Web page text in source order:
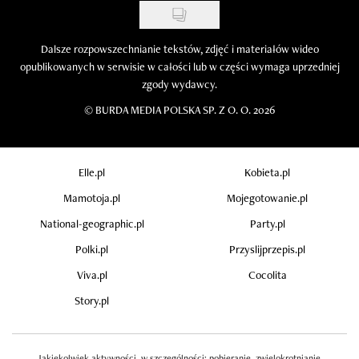
Dalsze rozpowszechnianie tekstów, zdjęć i materiałów wideo
opublikowanych w serwisie w całości lub w części wymaga uprzedniej
zgody wydawcy.
© BURDA MEDIA POLSKA SP. Z O. O. 2026
Elle.pl
Kobieta.pl
Mamotoja.pl
Mojegotowanie.pl
National-geographic.pl
Party.pl
Polki.pl
Przyslijprzepis.pl
Viva.pl
Cocolita
Story.pl